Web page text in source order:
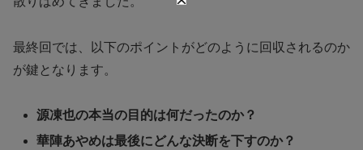
最終回では、以下のポイントがどのように回収されるのか
が鍵となります。
源凍也の本当の目的は何だったのか？
華陣あやめは最後にどんな決断を下すのか？